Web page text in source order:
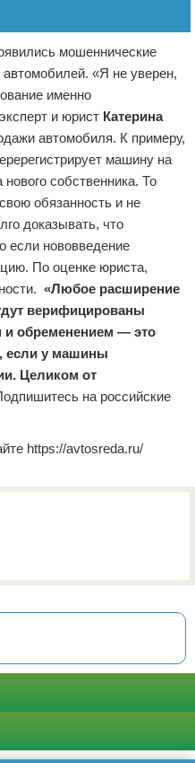
мошеннические
«Я не уверен,
именно
и юрист Катерина
автомобиля. К примеру,
машину на
собственника. То
обязанность и не
доказывать, что
если нововведение
По оценке юриста,
«Любое расширение
верифицированы
и обременением — это
если у машины
Целиком от
на российские
https://avtosreda.ru/